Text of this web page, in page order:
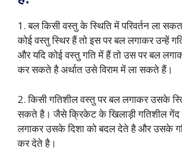
1. बल किसी वस्तु के स्थिति में परिवर्तन ला
कोई वस्तु स्थिर हैं तो इस पर बल लगाकर उन्हें
और यदि कोई वस्तु गति में हैं तो उस पर बल
कर सकते है अर्थात उसे विराम में ला सकते हैं।
2. किसी गतिशील वस्तु पर बल लगाकर उसके
सकते है। जैसे क्रिकेट के खिलाड़ी गतिशील
लगाकर उसके दिशा को बदल देते है और उसके
कर देते है।